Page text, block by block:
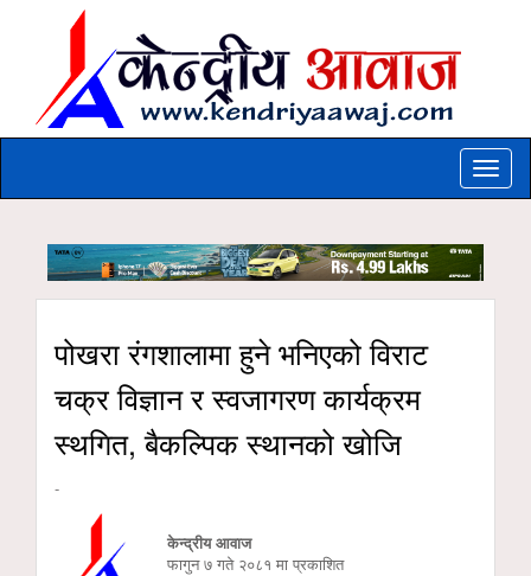
Toggle
पोखरा रंगशालामा हुने भनिएको विराट
चक्र विज्ञान र स्वजागरण कार्यक्रम
स्थगित, बैकल्पिक स्थानको खोजि
-
केन्द्रीय आवाज
फागुन ७ गते २०८१ मा प्रकाशित